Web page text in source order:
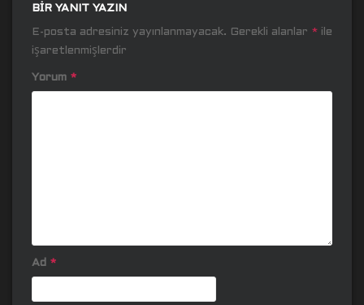
BIR YANIT YAZIN
E-posta adresiniz yayınlanmayacak. Gerekli alanlar * ile
işaretlenmişlerdir
Yorum *
Ad *